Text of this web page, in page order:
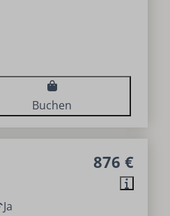
Buchen
876 €
Ja